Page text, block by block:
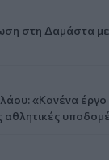
στη Δαμάστα με
«Κανένα
αθλητικές